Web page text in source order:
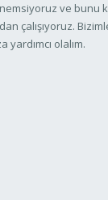
önemsiyoruz ve
çalışıyoruz.
yardımcı olalım.